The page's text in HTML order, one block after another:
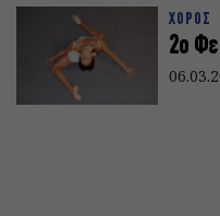
ΧΟΡΟΣ
2o